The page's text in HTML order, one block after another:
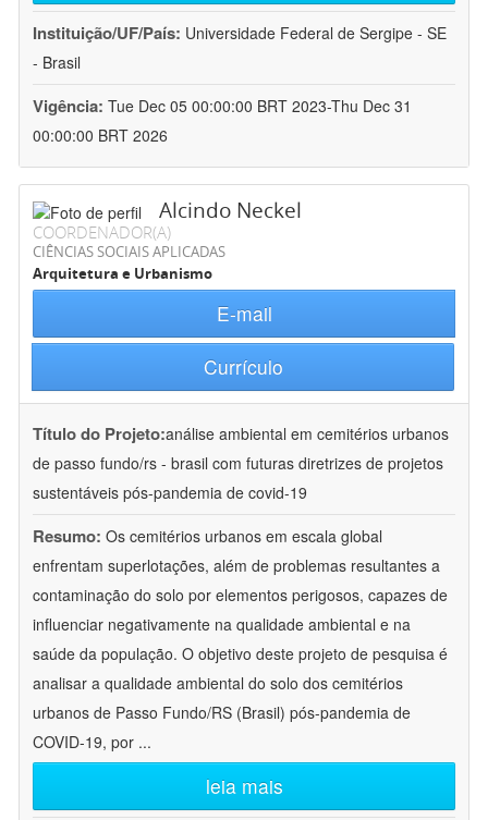
Instituição/UF/País: Universidade Federal de Sergipe - SE
- Brasil
Vigência: Tue Dec 05 00:00:00 BRT 2023-Thu Dec 31
00:00:00 BRT 2026
Alcindo Neckel
COORDENADOR(A)
CIÊNCIAS SOCIAIS APLICADAS
Arquitetura e Urbanismo
E-mail
Currículo
Título do Projeto:análise ambiental em cemitérios urbanos
de passo fundo/rs - brasil com futuras diretrizes de projetos
sustentáveis pós-pandemia de covid-19
Resumo: Os cemitérios urbanos em escala global
enfrentam superlotações, além de problemas resultantes a
contaminação do solo por elementos perigosos, capazes de
influenciar negativamente na qualidade ambiental e na
saúde da população. O objetivo deste projeto de pesquisa é
analisar a qualidade ambiental do solo dos cemitérios
urbanos de Passo Fundo/RS (Brasil) pós-pandemia de
COVID-19, por ...
leia mais